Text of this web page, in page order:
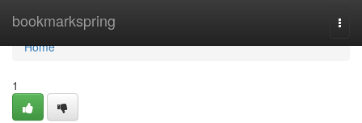
bookmarkspring
Home
Home
1